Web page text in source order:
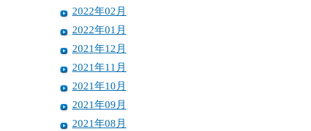
2022年02月
2022年01月
2021年12月
2021年11月
2021年10月
2021年09月
2021年08月